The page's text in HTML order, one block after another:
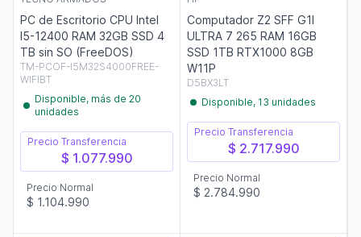
PC de Escritorio CPU Intel
I5-12400 RAM 32GB SSD 4
TB sin SO (FreeDOS)
TM-PCOF-I5M32S4000FREE-
WIFIBT
Disponible, más de 20
unidades
Precio Transferencia
$ 1.077.990
Precio Normal
$ 1.104.990
Computador Z2 SFF G1I
ULTRA 7 265 RAM 16GB
SSD 1TB RTX1000 8GB
W11P
D5BX3LT
Disponible, 13 unidades
Precio Transferencia
$ 2.717.990
Precio Normal
$ 2.784.990